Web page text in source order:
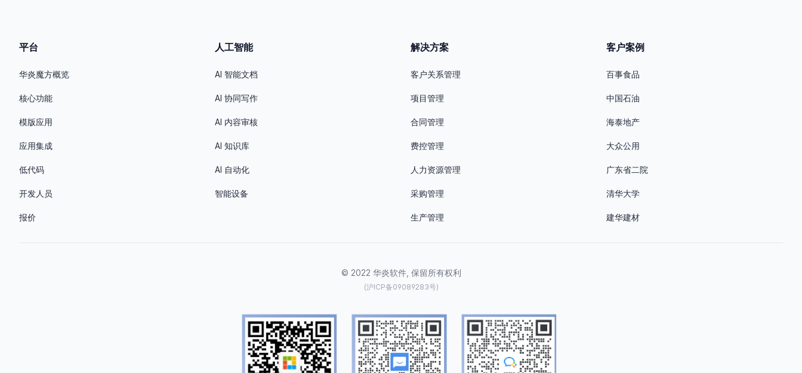
平台
华炎魔方概览
核心功能
模版应用
应用集成
低代码
开发人员
报价
人工智能
AI 智能文档
AI 协同写作
AI 内容审核
AI 知识库
AI 自动化
智能设备
解决方案
客户关系管理
项目管理
合同管理
费控管理
人力资源管理
采购管理
生产管理
客户案例
百事食品
中国石油
海泰地产
大众公用
广东省二院
清华大学
建华建材
© 2022 华炎软件, 保留所有权利
(沪ICP备09089283号)